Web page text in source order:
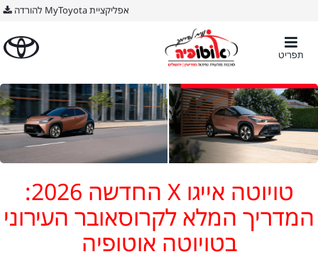
אפליקציית MyToyota להורדה
תפריט
טויוטה אייגו X החדשה 2026:
המדריך המלא לקרוסאובר העירוני
בטויוטה אוטופיה